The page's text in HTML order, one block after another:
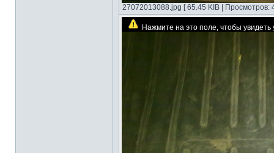
27072013088.jpg [ 65.45 KIB | Просмотров:
Нажмите на это поле, чтобы